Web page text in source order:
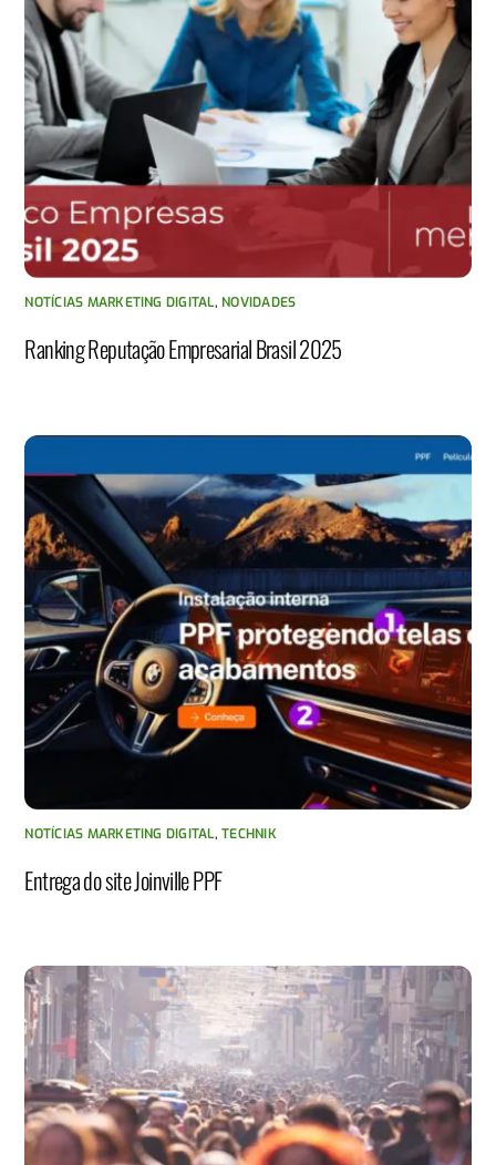
NOTÍCIAS MARKETING DIGITAL, NOVIDADES
Ranking Reputação Empresarial Brasil 2025
NOTÍCIAS MARKETING DIGITAL,TECHNIK
Entrega do site Joinville PPF